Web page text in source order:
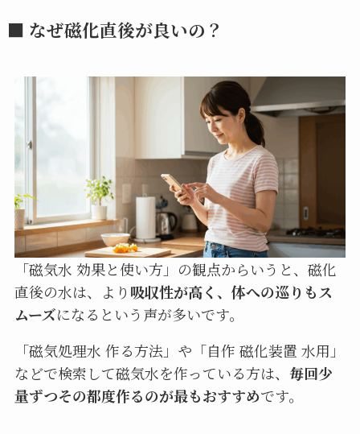
■ なぜ磁化直後が良いの？
「磁気水 効果と使い方」の観点からいうと、磁化
直後の水は、より 吸収性が高く、体への巡りもス
ムーズになるという声が多いです。
「磁気処理水 作る方法」や「自作 磁化装置 水用」
などで検索して磁気水を作っている方は、 毎回少
量ずつその都度作るのが最もおすすめです。